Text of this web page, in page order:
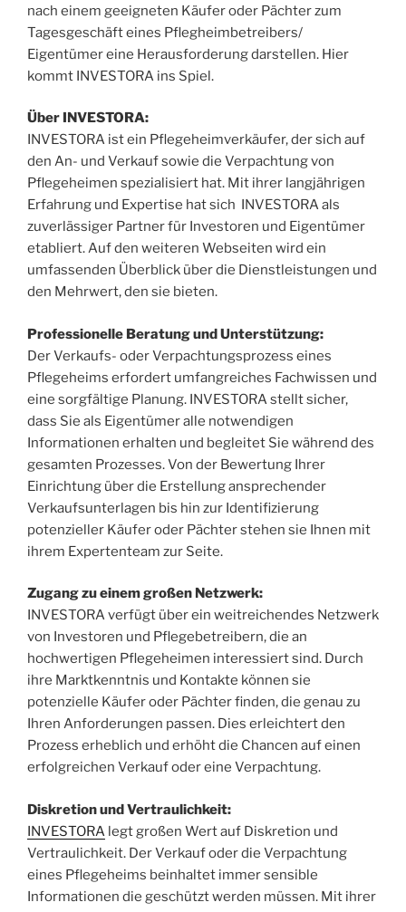
nach einem geeigneten Käufer oder Pächter zum
Tagesgeschäft eines Pflegheimbetreibers/
Eigentümer eine Herausforderung darstellen. Hier
kommt INVESTORA ins Spiel.
Über INVESTORA:
INVESTORA ist ein Pflegeheimverkäufer, der sich auf
den An- und Verkauf sowie die Verpachtung von
Pflegeheimen spezialisiert hat. Mit ihrer langjährigen
Erfahrung und Expertise hat sich INVESTORA als
zuverlässiger Partner für Investoren und Eigentümer
etabliert. Auf den weiteren Webseiten wird ein
umfassenden Überblick über die Dienstleistungen und
den Mehrwert, den sie bieten.
Professionelle Beratung und Unterstützung:
Der Verkaufs- oder Verpachtungsprozess eines
Pflegeheims erfordert umfangreiches Fachwissen und
eine sorgfältige Planung. INVESTORA stellt sicher,
dass Sie als Eigentümer alle notwendigen
Informationen erhalten und begleitet Sie während des
gesamten Prozesses. Von der Bewertung Ihrer
Einrichtung über die Erstellung ansprechender
Verkaufsunterlagen bis hin zur Identifizierung
potenzieller Käufer oder Pächter stehen sie Ihnen mit
ihrem Expertenteam zur Seite.
Zugang zu einem großen Netzwerk:
INVESTORA verfügt über ein weitreichendes Netzwerk
von Investoren und Pflegebetreibern, die an
hochwertigen Pflegeheimen interessiert sind. Durch
ihre Marktkenntnis und Kontakte können sie
potenzielle Käufer oder Pächter finden, die genau zu
Ihren Anforderungen passen. Dies erleichtert den
Prozess erheblich und erhöht die Chancen auf einen
erfolgreichen Verkauf oder eine Verpachtung.
Diskretion und Vertraulichkeit:
INVESTORA legt großen Wert auf Diskretion und
Vertraulichkeit. Der Verkauf oder die Verpachtung
eines Pflegeheims beinhaltet immer sensible
Informationen die geschützt werden müssen. Mit ihrer